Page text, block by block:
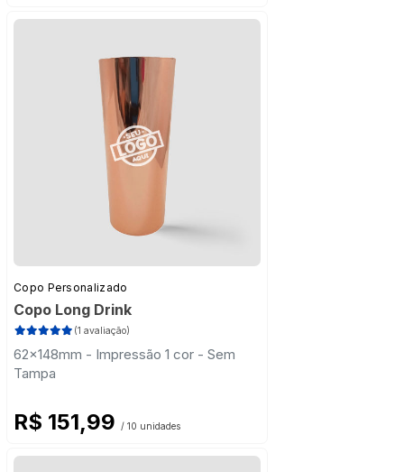
Copo Personalizado
Copo Long Drink
(1 avaliação)
62x148mm - Impressão 1 cor - Sem
Tampa
R$ 151,99 / 10 unidades